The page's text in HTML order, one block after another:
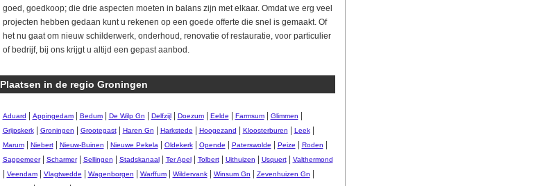
goed, goedkoop; die drie aspecten moeten in balans zijn met elkaar. Omdat we erg veel
projecten hebben gedaan kunt u rekenen op een goede offerte die snel is gemaakt. Of
het nu gaat om nieuw schilderwerk, onderhoud, renovatie of restauratie, voor particulier
of bedrijf, bij ons krijgt u altijd een gepast aanbod.
Plaatsen in de regio Groningen
Aduard Appingedam| Bedum| De Wilp Gn Delfzijl| Doezum| Eelde Farmsum| Glimmen
Grijpskerk| Groningen Grootegast| Haren Gn Harkstede Hoogezand Kloosterburen Leek|
Marum| Niebert| Nieuw-Buinen Nieuwe Pekela| Oldekerk| Opende Paterswolde Peize Roden
Sappemeer| Scharmer| Sellingen Stadskanaal| Ter Apel| Tolbert| Uithuizen Usquert| Valthermond
Veendam| Vlagtwedde Wagenborgen Warffum| Wildervank| Winsum Gn Zevenhuizen Gn